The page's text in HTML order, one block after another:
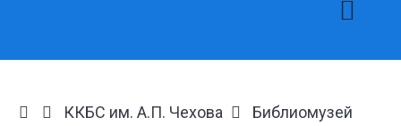
ККБС им. А.П. Чехова
Библиомузей